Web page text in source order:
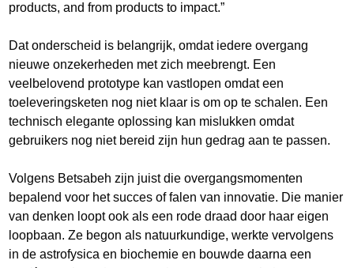
products, and from products to impact.”
Dat onderscheid is belangrijk, omdat iedere overgang
nieuwe onzekerheden met zich meebrengt. Een
veelbelovend prototype kan vastlopen omdat een
toeleveringsketen nog niet klaar is om op te schalen. Een
technisch elegante oplossing kan mislukken omdat
gebruikers nog niet bereid zijn hun gedrag aan te passen.
Volgens Betsabeh zijn juist die overgangsmomenten
bepalend voor het succes of falen van innovatie. Die manier
van denken loopt ook als een rode draad door haar eigen
loopbaan. Ze begon als natuurkundige, werkte vervolgens
in de astrofysica en biochemie en bouwde daarna een